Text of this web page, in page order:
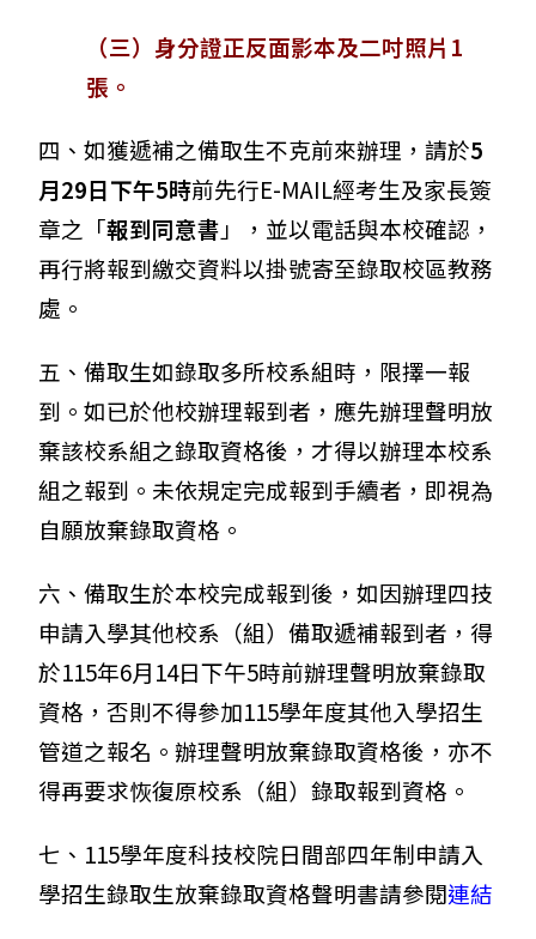
（三）身分證正反面影本及二吋照片1
張。
四、如獲遞補之備取生不克前來辦理，請於5
月29日下午5時前先行E-MAIL經考生及家長簽
章之「報到同意書 」，並以電話與本校確認，
再行將報到繳交資料以掛號寄至錄取校區教務
處。
五、備取生如錄取多所校系組時，限擇一報
到。如已於他校辦理報到者，應先辦理聲明放
棄該校系組之錄取資格後，才得以辦理本校系
組之報到。未依規定完成報到手續者，即視為
自願放棄錄取資格。
六、備取生於本校完成報到後，如因辦理四技
申請入學其他校系（組）備取遞補報到者，得
於115年6月14日下午5時前辦理聲明放棄錄取
資格，否則不得參加115學年度其他入學招生
管道之報名。辦理聲明放棄錄取資格後，亦不
得再要求恢復原校系（組）錄取報到資格。
七、115學年度科技校院日間部四年制申請入
學招生錄取生放棄錄取資格聲明書請參閱連結